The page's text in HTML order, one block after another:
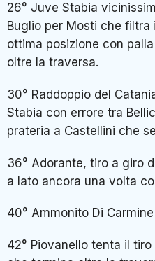
26° Juve Stabia
Buglio per Mosti che
ottima posizione con
oltre la traversa.
30° Raddoppio del
Stabia con errore tra
prateria a Castellini che
36° Adorante, tiro a giro
a lato ancora una volta
40° Ammonito Di
42° Piovanello tenta il